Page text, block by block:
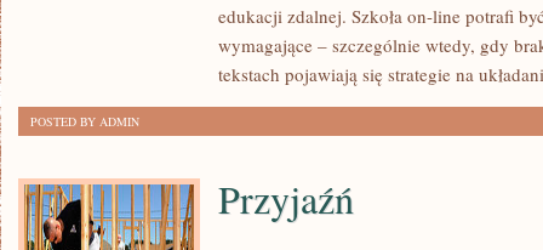
HYBRYDOWE
edukacji zdalnej. Szkoła on-line potrafi
wymagające – szczególnie wtedy, gdy
tekstach pojawiają się strategie na
POSTED BY ADMIN
Przyjaźń